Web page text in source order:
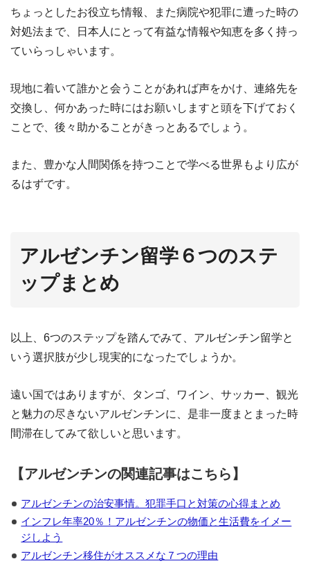
ちょっとしたお役立ち情報、また病院や犯罪に遭った時の
対処法まで、日本人にとって有益な情報や知恵を多く持っ
ていらっしゃいます。
現地に着いて誰かと会うことがあれば声をかけ、連絡先を
交換し、何かあった時にはお願いしますと頭を下げておく
ことで、後々助かることがきっとあるでしょう。
また、豊かな人間関係を持つことで学べる世界もより広が
るはずです。
アルゼンチン留学６つのステ
ップまとめ
以上、6つのステップを踏んでみて、アルゼンチン留学と
いう選択肢が少し現実的になったでしょうか。
遠い国ではありますが、タンゴ、ワイン、サッカー、観光
と魅力の尽きないアルゼンチンに、是非一度まとまった時
間滞在してみて欲しいと思います。
【アルゼンチンの関連記事はこちら】
アルゼンチンの治安事情。犯罪手口と対策の心得まとめ
インフレ年率20％！アルゼンチンの物価と生活費をイメー
ジしよう
アルゼンチン移住がオススメな７つの理由